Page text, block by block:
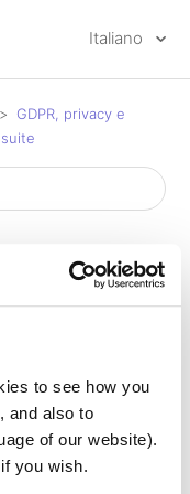
to see how you
and also to
of our website).
you wish.
Italiano
GDPR, privacy e